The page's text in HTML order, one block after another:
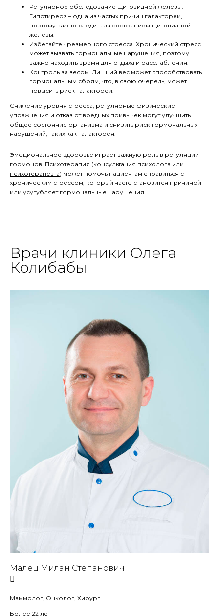
Регулярное обследование щитовидной железы.
Гипотиреоз – одна из частых причин галактореи,
поэтому важно следить за состоянием щитовидной
железы.
Избегайте чрезмерного стресса. Хронический стресс
может вызвать гормональные нарушения, поэтому
важно находить время для отдыха и расслабления.
Контроль за весом. Лишний вес может способствовать
гормональным сбоям, что, в свою очередь, может
повысить риск галактореи.
Снижение уровня стресса, регулярные физические
упражнения и отказ от вредных привычек могут улучшить
общее состояние организма и снизить риск гормональных
нарушений, таких как галакторея.
Эмоциональное здоровье играет важную роль в регуляции
гормонов. Психотерапия (консультация психолога или
психотерапевта) может помочь пациентам справиться с
хроническим стрессом, который часто становится причиной
или усугубляет гормональные нарушения.
Врачи клиники Олега
Колибабы
Малец Милан Степанович
Маммолог, Онколог, Хирург
Более 22 лет